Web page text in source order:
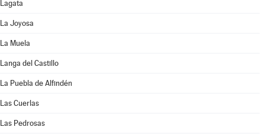
Lagata
La Joyosa
La Muela
Langa del Castillo
La Puebla de Alfindén
Las Cuerlas
Las Pedrosas